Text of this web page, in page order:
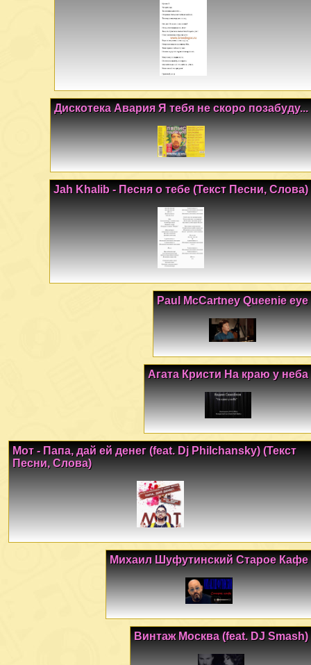
Дискотека Авария Я тебя не скоро позабуду...
Jah Khalib - Песня о тебе (Текст Песни, Слова)
Paul McCartney Queenie eye
Агата Кристи На краю у неба
Мот - Папа, дай ей денег (feat. Dj Philchansky) (Текст
Песни, Слова)
Михаил Шуфутинский Старое Кафе
Винтаж Москва (feat. DJ Smash)